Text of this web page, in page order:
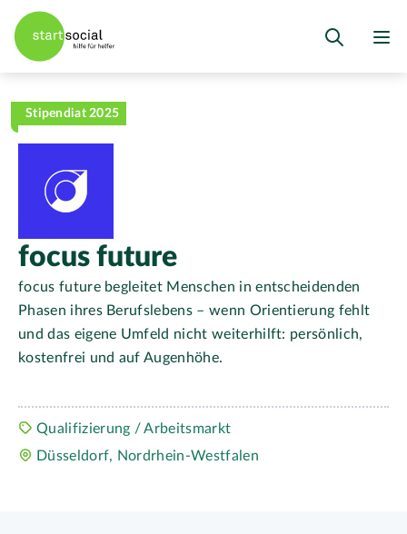
Stipendiat 2025
focus future
focus future begleitet Menschen in entscheidenden
Phasen ihres Berufslebens – wenn Orientierung fehlt
und das eigene Umfeld nicht weiterhilft: persönlich,
kostenfrei und auf Augenhöhe.
Qualifizierung / Arbeitsmarkt
Düsseldorf, Nordrhein-Westfalen